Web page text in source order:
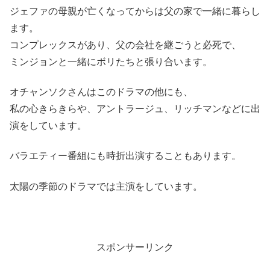
ジェファの母親が亡くなってからは父の家で一緒に暮らし
ます。
コンプレックスがあり、父の会社を継ごうと必死で、
ミンジョンと一緒にボリたちと張り合います。
オチャンソクさんはこのドラマの他にも、
私の心きらきらや、アントラージュ、リッチマンなどに出
演をしています。
バラエティー番組にも時折出演することもあります。
太陽の季節のドラマでは主演をしています。
スポンサーリンク